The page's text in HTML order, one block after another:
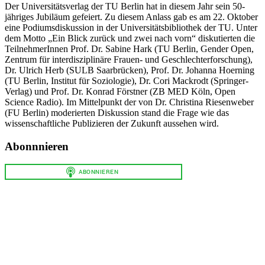
Der Universitätsverlag der TU Berlin hat in diesem Jahr sein 50-
jähriges Jubiläum gefeiert. Zu diesem Anlass gab es am 22. Oktober
eine Podiumsdiskussion in der Universitätsbibliothek der TU. Unter
dem Motto „Ein Blick zurück und zwei nach vorn“ diskutierten die
TeilnehmerInnen Prof. Dr. Sabine Hark (TU Berlin, Gender Open,
Zentrum für interdisziplinäre Frauen- und Geschlechterforschung),
Dr. Ulrich Herb (SULB Saarbrücken), Prof. Dr. Johanna Hoerning
(TU Berlin, Institut für Soziologie), Dr. Cori Mackrodt (Springer-
Verlag) und Prof. Dr. Konrad Förstner (ZB MED Köln, Open
Science Radio). Im Mittelpunkt der von Dr. Christina Riesenweber
(FU Berlin) moderierten Diskussion stand die Frage wie das
wissenschaftliche Publizieren der Zukunft aussehen wird.
Abonnnieren